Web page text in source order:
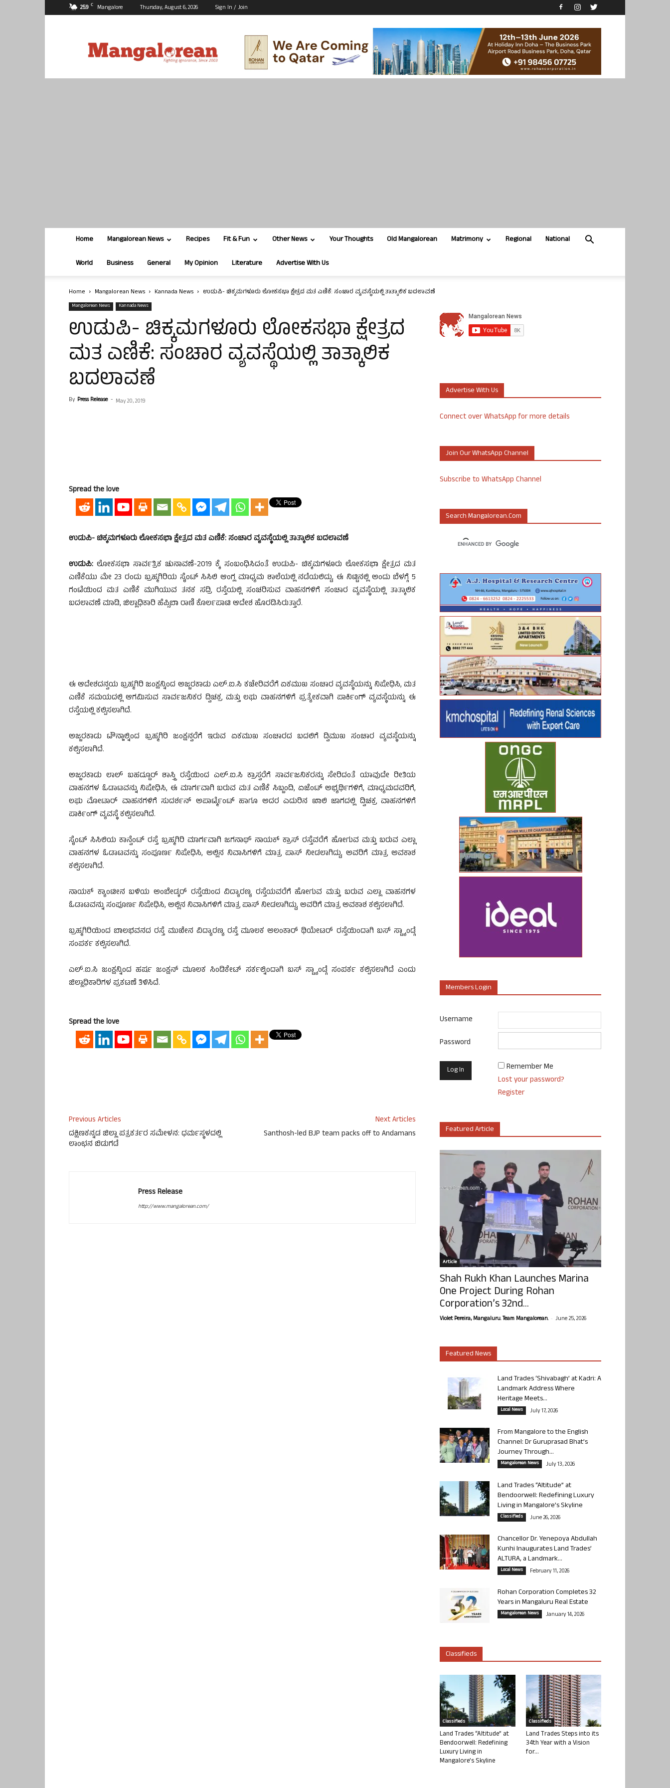
25.9 C Mangalore Thursday, August 6, 2026 Sign In / Join
Home Mangalorean News Recipes Fit & Fun Other News Your Thoughts Old Mangalorean Matrimony Regional National
World Business General My Opinion Literature Advertise With Us
Home Mangalorean News Kannada News ಉಡುಪಿ- ಚಿಕ್ಕಮಗಳೂರು ಲೋಕಸಭಾ ಕ್ಷೇತ್ರದ ಮತ ಎಣಿಕೆ: ಸಂಚಾರ ವ್ಯವಸ್ಥೆಯಲ್ಲಿ ತಾತ್ಕಾಲಿಕ ಬದಲಾವಣೆ
Mangalorean News Kannada News
ಉಡುಪಿ- ಚಿಕ್ಕಮಗಳೂರು ಲೋಕಸಭಾ ಕ್ಷೇತ್ರದ
ಮತ ಎಣಿಕೆ: ಸಂಚಾರ ವ್ಯವಸ್ಥೆಯಲ್ಲಿ ತಾತ್ಕಾಲಿಕ
ಬದಲಾವಣೆ
By Press Release - May 20, 2019
Spread the love
ಉಡುಪಿ- ಚಿಕ್ಕಮಗಳೂರು ಲೋಕಸಭಾ ಕ್ಷೇತ್ರದ ಮತ ಎಣಿಕೆ: ಸಂಚಾರ ವ್ಯವಸ್ಥೆಯಲ್ಲಿ ತಾತ್ಕಾಲಿಕ ಬದಲಾವಣೆ
ಉಡುಪಿ: ಲೋಕಸಭಾ ಸಾರ್ವತ್ರಿಕ ಚುನಾವಣೆ-2019 ಕ್ಕೆ ಸಂಬಂಧಿಸಿದಂತೆ ಉಡುಪಿ- ಚಿಕ್ಕಮಗಳೂರು ಲೋಕಸಭಾ ಕ್ಷೇತ್ರದ ಮತ
ಎಣಿಕೆಯು ಮೇ 23 ರಂದು ಬ್ರಹ್ಮಗಿರಿಯ ಸೈಂಟ್ ಸಿಸಿಲಿ ಆಂಗ್ಲ ಮಾಧ್ಯಮ ಶಾಲೆಯಲ್ಲಿ ನಡೆಯಲಿದ್ದು, ಈ ನಿಟ್ಟಿನಲ್ಲಿ ಅಂದು ಬೆಳಗ್ಗೆ 5
ಗಂಟೆಯಿಂದ ಮತ ಎಣಿಕೆ ಮುಗಿಯುವ ತನಕ ಸದ್ರಿ ರಸ್ತೆಯಲ್ಲಿ ಸಂಚರಿಸುವ ವಾಹನಗಳಿಗೆ ಸಂಚಾರ ವ್ಯವಸ್ಥೆಯಲ್ಲಿ ತಾತ್ಕಾಲಿಕ
ಬದಲಾವಣೆ ಮಾಡಿ, ಜಿಲ್ಲಾಧಿಕಾರಿ ಹೆಪ್ಸಿಬಾ ರಾಣಿ ಕೊರ್ಲಪಾಟಿ ಆದೇಶ ಹೊರಡಿಸಿರುತ್ತಾರೆ.
ಈ ಆದೇಶದನ್ವಯ ಬ್ರಹ್ಮಗಿರಿ ಜಂಕ್ಷನ್ನಿಂದ ಅಜ್ಜರಕಾಡು ಎಲ್.ಐ.ಸಿ ಕಚೇರಿವರೆಗೆ ಏಕಮುಖ ಸಂಚಾರ ವ್ಯವಸ್ಥೆಯನ್ನು ನಿಷೇಧಿಸಿ, ಮತ
ಎಣಿಕೆ ಸಮಯದಲ್ಲಿ ಆಗಮಿಸುವ ಸಾರ್ವಜನಿಕರ ದ್ವಿಚಕ್ರ ಮತ್ತು ಲಘು ವಾಹನಗಳಿಗೆ ಪ್ರತ್ಯೇಕವಾಗಿ ಪಾರ್ಕಿಂಗ್ ವ್ಯವಸ್ಥೆಯನ್ನು ಈ
ರಸ್ತೆಯಲ್ಲಿ ಕಲ್ಪಿಸಲಾಗಿದೆ.
ಅಜ್ಜರಕಾಡು ಟೌನ್ಹಾಲ್ನಿಂದ ಬ್ರಹ್ಮಗಿರಿ ಜಂಕ್ಷನ್ವರೆಗೆ ಇರುವ ಏಕಮುಖ ಸಂಚಾರದ ಬದಲಿಗೆ ದ್ವಿಮುಖ ಸಂಚಾರ ವ್ಯವಸ್ಥೆಯನ್ನು
ಕಲ್ಪಿಸಲಾಗಿದೆ.
ಅಜ್ಜರಕಾಡು ಲಾಲ್ ಬಹದ್ದೂರ್ ಶಾಸ್ತ್ರಿ ರಸ್ತೆಯಿಂದ ಎಲ್.ಐ.ಸಿ ಕ್ರಾಸ್ವರೆಗೆ ಸಾರ್ವಜನಿಕರನ್ನು ಸೇರಿದಂತೆ ಯಾವುದೇ ರೀತಿಯ
ವಾಹನಗಳ ಓಡಾಟವನ್ನು ನಿಷೇಧಿಸಿ, ಈ ಮಾರ್ಗವಾಗಿ ಬರುವ ಮತ ಎಣಿಕೆ ಸಿಬ್ಬಂದಿ, ಏಜೆಂಟ್ ಅಭ್ಯರ್ಥಿಗಳಿಗೆ, ಮಾಧ್ಯಮದವರಿಗೆ,
ಲಘು ಮೋಟಾರ್ ವಾಹನಗಳಿಗೆ ಸುದರ್ಶನ್ ಅಪಾರ್ಟ್ಮೆಂಟ್ ಹಾಗೂ ಅದರ ಎದುರಿನ ಖಾಲಿ ಜಾಗದಲ್ಲಿ ದ್ವಿಚಕ್ರ ವಾಹನಗಳಿಗೆ
ಪಾರ್ಕಿಂಗ್ ವ್ಯವಸ್ಥೆ ಕಲ್ಪಿಸಲಾಗಿದೆ.
ಸೈಂಟ್ ಸಿಸಿಲಿಯ ಕಾನ್ವೆಂಟ್ ರಸ್ತೆ ಬ್ರಹ್ಮಗಿರಿ ಮಾರ್ಗವಾಗಿ ಜಗನಾಥ್ ನಾಯಕ್ ಕ್ರಾಸ್ ರಸ್ತೆವರೆಗೆ ಹೋಗುವ ಮತ್ತು ಬರುವ ಎಲ್ಲಾ
ವಾಹನಗಳ ಓಡಾಟವನ್ನು ಸಂಪೂರ್ಣ ನಿಷೇಧಿಸಿ, ಅಲ್ಲಿನ ನಿವಾಸಿಗಳಿಗೆ ಮಾತ್ರ ಪಾಸ್ ನೀಡಲಾಗಿದ್ದು, ಅವರಿಗೆ ಮಾತ್ರ ಅವಕಾಶ
ಕಲ್ಪಿಸಲಾಗಿದೆ.
ನಾಯಕ್ ಕ್ಯಾಂಟೀನ ಬಳಿಯ ಅಂಬೇಡ್ಕರ್ ರಸ್ತೆಯಿಂದ ವಿದ್ಯಾರಣ್ಯ ರಸ್ತೆಯವರೆಗೆ ಹೋಗುವ ಮತ್ತು ಬರುವ ಎಲ್ಲಾ ವಾಹನಗಳ
ಓಡಾಟವನ್ನು ಸಂಪೂರ್ಣ ನಿಷೇಧಿಸಿ, ಅಲ್ಲಿನ ನಿವಾಸಿಗಳಿಗೆ ಮಾತ್ರ ಪಾಸ್ ನೀಡಲಾಗಿದ್ದು, ಅವರಿಗೆ ಮಾತ್ರ ಅವಕಾಶ ಕಲ್ಪಿಸಲಾಗಿದೆ.
ಬ್ರಹ್ಮಗಿರಿಯಿಂದ ಬಾಲಭವನದ ರಸ್ತೆ ಮುಖೇನ ವಿದ್ಯಾರಣ್ಯ ರಸ್ತೆ ಮೂಲಕ ಅಲಂಕಾರ್ ಥಿಯೇಟರ್ ರಸ್ತೆಯಿಂದಾಗಿ ಬಸ್ ಸ್ಟ್ಯಾಂಡ್ಗೆ
ಸಂಪರ್ಕ ಕಲ್ಪಿಸಲಾಗಿದೆ.
ಎಲ್.ಐ.ಸಿ ಜಂಕ್ಷನ್ನಿಂದ ಹರ್ಷ ಜಂಕ್ಷನ್ ಮೂಲಕ ಸಿಂಡಿಕೇಟ್ ಸರ್ಕಲ್ನಿಂದಾಗಿ ಬಸ್ ಸ್ಟ್ಯಾಂಡ್ಗೆ ಸಂಪರ್ಕ ಕಲ್ಪಿಸಲಾಗಿದೆ ಎಂದು
ಜಿಲ್ಲಾಧಿಕಾರಿಗಳ ಪ್ರಕಟಣೆ ತಿಳಿಸಿದೆ.
Spread the love
Previous Articles
ದಕ್ಷಿಣಕನ್ನಡ ಜಿಲ್ಲಾ ಪತ್ರಕರ್ತರ ಸಮೇಳನ: ಧರ್ಮಸ್ಥಳದಲ್ಲಿ
ಲಾಂಛನ ಬಿಡುಗಡೆ
Next Articles
Santhosh-led BJP team packs off to Andamans
Press Release
http://www.mangalorean.com/
Advertise With Us
Connect over WhatsApp for more details
Join Our WhatsApp Channel
Subscribe to WhatsApp Channel
Search Mangalorean.com
Members Login
Username
Password
Remember Me
Lost your password?
Register
Featured Article
Article
Shah Rukh Khan Launches Marina
One Project During Rohan
Corporation’s 32nd...
Violet Pereira, Mangaluru. Team Mangalorean. - June 25, 2026
Featured News
Land Trades ‘Shivabagh’ at Kadri: A
Landmark Address Where
Heritage Meets...
Local News July 17, 2026
From Mangalore to the English
Channel: Dr Guruprasad Bhat’s
Journey Through...
Mangalorean News July 13, 2026
Land Trades “Altitude” at
Bendoorwell: Redefining Luxury
Living in Mangalore’s Skyline
Classifieds June 26, 2026
Chancellor Dr. Yenepoya Abdullah
Kunhi Inaugurates Land Trades’
ALTURA, a Landmark...
Local News February 11, 2026
Rohan Corporation Completes 32
Years in Mangaluru Real Estate
Mangalorean News January 14, 2026
Classifieds
Classifieds
Land Trades “Altitude” at
Bendoorwell: Redefining
Luxury Living in
Mangalore’s Skyline
Classifieds
Land Trades Steps into its
34th Year with a Vision
for...